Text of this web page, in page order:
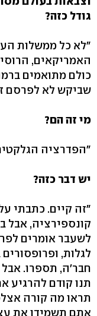
גודל כזה?
"לא כל ממשלות
האמריקאים,
כולם מתואמים
שביקש לא לפרסם
מי זה הם?
"הפדרציה
יש דבר כזה?
"זה קיים. כתבתי
קונספירציה, אבל
לשעבר אומרים
לגלות,
חבר'ה, תספרו. אבל
תנו קודם להרגיע
תראו מה קורה
אתם תשמידו את